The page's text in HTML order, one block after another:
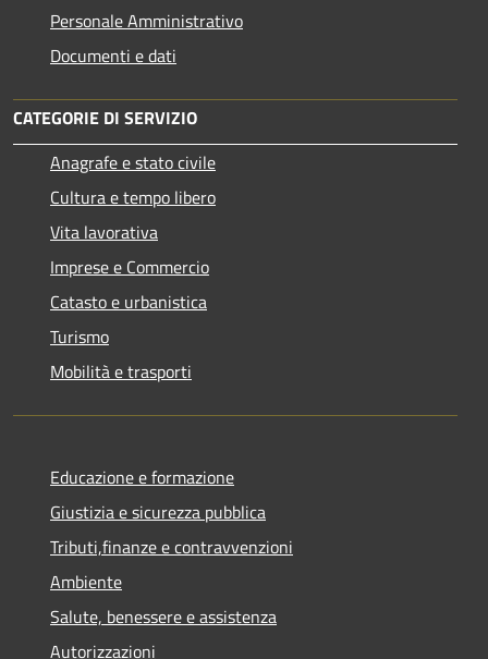
Personale Amministrativo
Documenti e dati
CATEGORIE DI SERVIZIO
Anagrafe e stato civile
Cultura e tempo libero
Vita lavorativa
Imprese e Commercio
Catasto e urbanistica
Turismo
Mobilità e trasporti
Educazione e formazione
Giustizia e sicurezza pubblica
Tributi,finanze e contravvenzioni
Ambiente
Salute, benessere e assistenza
Autorizzazioni